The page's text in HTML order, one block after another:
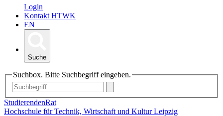
Login
Kontakt HTWK
EN
Suche
Suchbox. Bitte Suchbegriff eingeben.
StudierendenRat
Hochschule für Technik, Wirtschaft und Kultur Leipzig